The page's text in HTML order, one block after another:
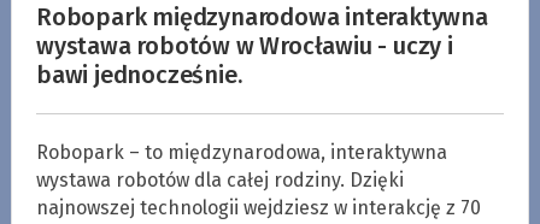
Robopark międzynarodowa interaktywna
wystawa robotów w Wrocławiu - uczy i
bawi jednocześnie.
Robopark – to międzynarodowa, interaktywna
wystawa robotów dla całej rodziny. Dzięki
najnowszej technologii wejdziesz w interakcję z 70